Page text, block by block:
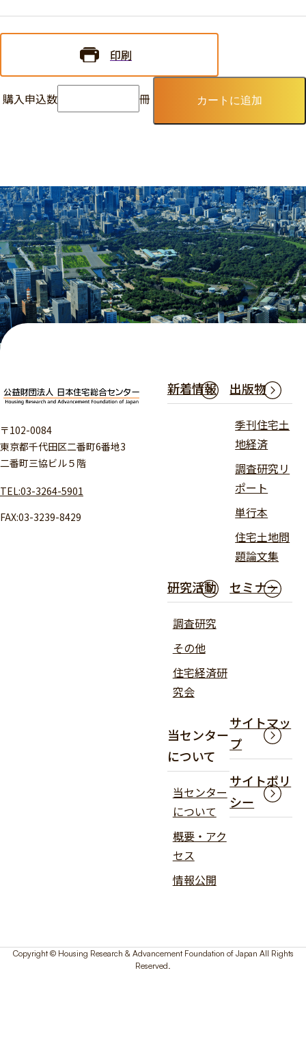
印刷
購入申込数 冊 カートに追加
〒102-0084
東京都千代田区二番町6番地3
二番町三協ビル５階
TEL:03-3264-5901
FAX:03-3239-8429
新着情報 出版物
季刊住宅土
地経済
調査研究リ
ポート
単行本
住宅土地問
題論文集
研究活動
調査研究
その他
住宅経済研
究会
セミナー
当センター
について
当センター
について
概要・アク
セス
情報公開
サイトマッ
プ
サイトポリ
シー
Copyright © Housing Research & Advancement Foundation of Japan All Rights
Reserved.